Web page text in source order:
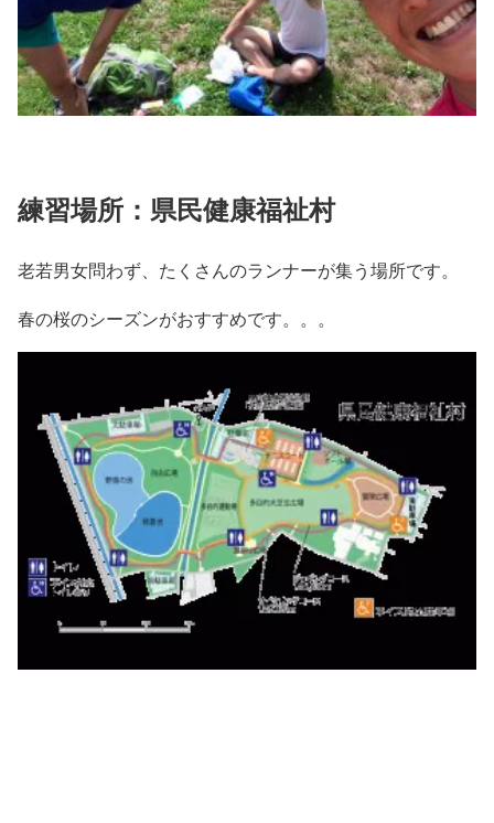
練習場所：県民健康福祉村
老若男女問わず、たくさんのランナーが集う場所です。
春の桜のシーズンがおすすめです。。。